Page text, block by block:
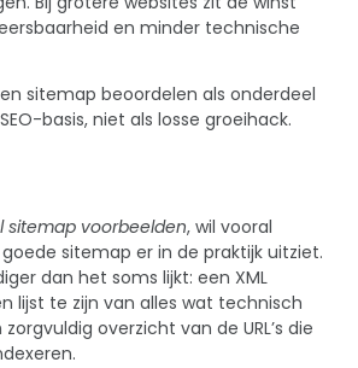
en minder technische
sitemap beoordelen als onderdeel
basis, niet als losse groeihack.
sitemap voorbeelden, wil vooral
sitemap er in de praktijk uitziet.
dan het soms lijkt: een XML
lijst te zijn van alles wat technisch
overzicht van de URL’s die